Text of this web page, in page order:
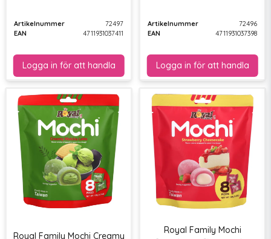
Artikelnummer
72497
EAN
4711931037411
Artikelnummer
72496
EAN
4711931037398
Royal Family Mochi Creamy
Royal Family Mochi